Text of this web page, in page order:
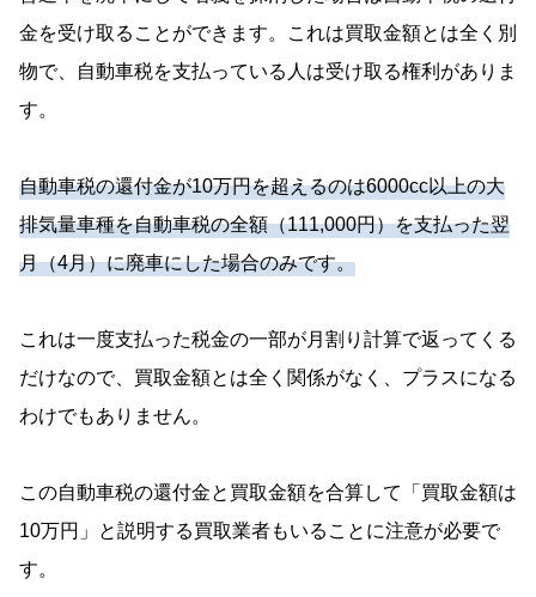
金を受け取ることができます。これは買取金額とは全く別
物で、自動車税を支払っている人は受け取る権利がありま
す。
自動車税の還付金が10万円を超えるのは6000cc以上の大
排気量車種を自動車税の全額（111,000円）を支払った翌
月（4月）に廃車にした場合のみです。
これは一度支払った税金の一部が月割り計算で返ってくる
だけなので、買取金額とは全く関係がなく、プラスになる
わけでもありません。
この自動車税の還付金と買取金額を合算して「買取金額は
10万円」と説明する買取業者もいることに注意が必要で
す。